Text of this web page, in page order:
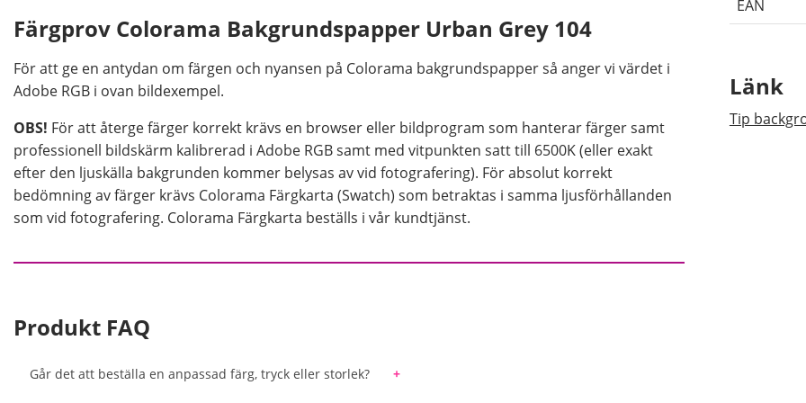
Färgprov Colorama Bakgrundspapper Urban Grey 104
För att ge en antydan om färgen och nyansen på Colorama bakgrundspapper så anger vi värdet i
Adobe RGB i ovan bildexempel.
OBS! För att återge färger korrekt krävs en browser eller bildprogram som hanterar färger samt
professionell bildskärm kalibrerad i Adobe RGB samt med vitpunkten satt till 6500K (eller exakt
efter den ljuskälla bakgrunden kommer belysas av vid fotografering). För absolut korrekt
bedömning av färger krävs Colorama Färgkarta (Swatch) som betraktas i samma ljusförhållanden
som vid fotografering. Colorama Färgkarta beställs i vår kundtjänst.
Produkt FAQ
Går det att beställa en anpassad färg, tryck eller storlek?
EAN
Länk
Tip